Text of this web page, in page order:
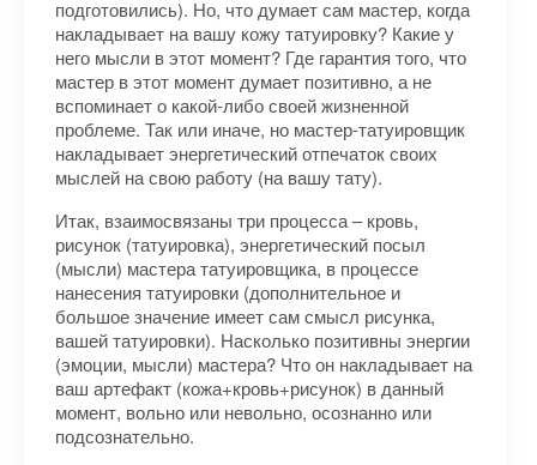
подготовились). Но, что думает сам мастер, когда
накладывает на вашу кожу татуировку? Какие у
него мысли в этот момент? Где гарантия того, что
мастер в этот момент думает позитивно, а не
вспоминает о какой-либо своей жизненной
проблеме. Так или иначе, но мастер-татуировщик
накладывает энергетический отпечаток своих
мыслей на свою работу (на вашу тату).
Итак, взаимосвязаны три процесса – кровь,
рисунок (татуировка), энергетический посыл
(мысли) мастера татуировщика, в процессе
нанесения татуировки (дополнительное и
большое значение имеет сам смысл рисунка,
вашей татуировки). Насколько позитивны энергии
(эмоции, мысли) мастера? Что он накладывает на
ваш артефакт (кожа+кровь+рисунок) в данный
момент, вольно или невольно, осознанно или
подсознательно.